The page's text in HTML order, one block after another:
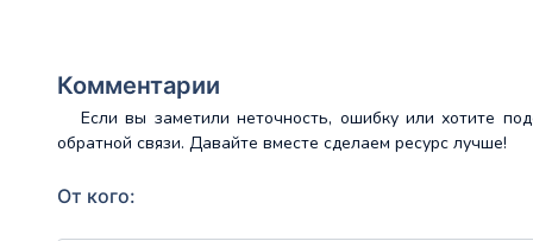
Комментарии
Если вы заметили неточность, ошибку или хотите
обратной связи. Давайте вместе сделаем ресурс лучше!
От кого: